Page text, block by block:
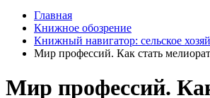
Главная
Книжное обозрение
Книжный навигатор: сельское
Мир профессий. Как стать
Мир профессий.